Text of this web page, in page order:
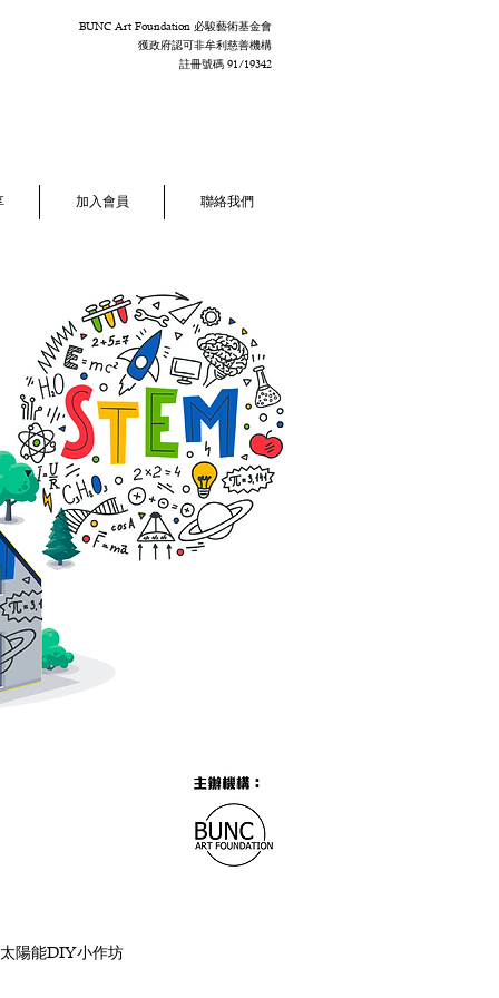
BUNC Art Foundation 必駿藝術基金會
獲政府認可非牟利慈善機構
註冊號碼 91/19342
加入會員 聯絡我們
陽能DIY小作坊